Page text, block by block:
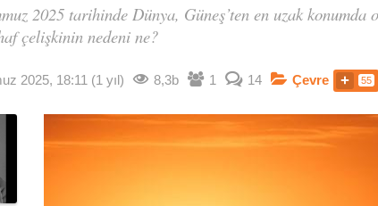
2025 tarihinde Dünya, Güneş’ten en uzak
çelişkinin nedeni ne?
2025, 18:11 (1 yıl) 8,3b 1 14 Çevre 55